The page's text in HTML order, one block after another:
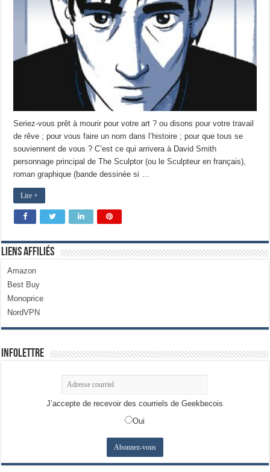
Seriez-vous prêt à mourir pour votre art ? ou disons pour votre travail
de rêve ; pour vous faire un nom dans l’histoire ; pour que tous se
souviennent de vous ? C’est ce qui arrivera à David Smith
personnage principal de The Sculptor (ou le Sculpteur en français),
roman graphique (bande dessinée si …
Lire +
Liens Affiliés
Amazon
Best Buy
Monoprice
NordVPN
Infolettre
J’accepte de recevoir des courriels de Geekbecois
Oui